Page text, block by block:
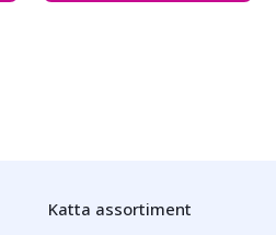
Katta assortiment